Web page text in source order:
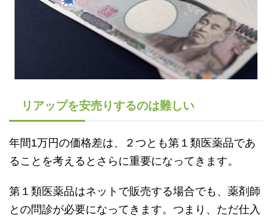
リアップを安売りするのは難しい
年間1万円の価格差は、２つとも第１類医薬品であ
ることを考えるとさらに重要になってきます。
第１類医薬品はネットで販売する場合でも、薬剤師
との問診が必要になってきます。つまり、ただ仕入